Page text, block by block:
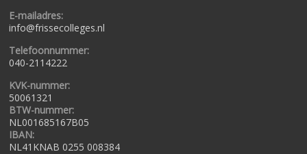
E-mailadres:
info@frissecolleges.nl
Telefoonnummer:
040-2114222
KVK-nummer:
50061321
BTW-nummer:
NL001685167B05
IBAN:
NL41KNAB 0255 008384